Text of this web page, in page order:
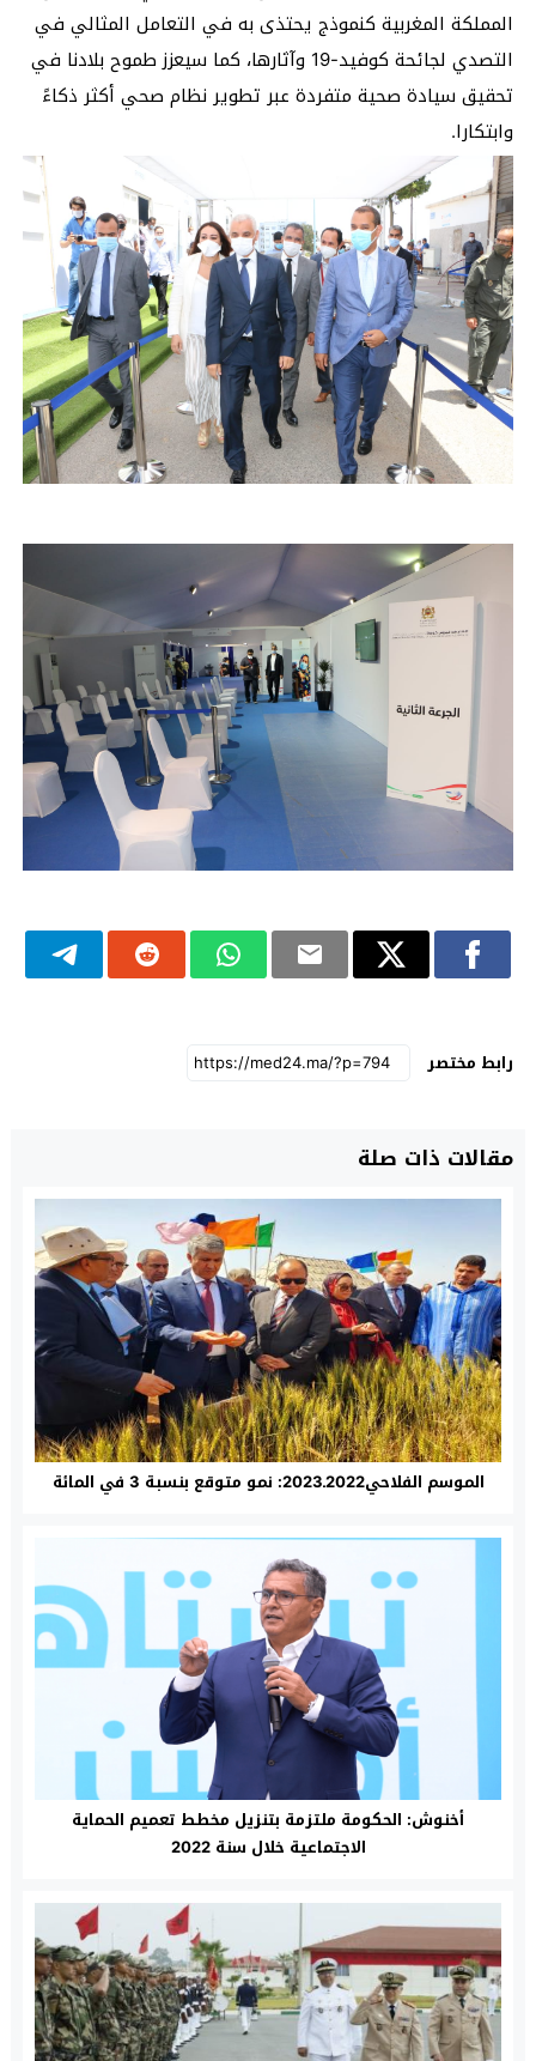
المملكة المغربية كنموذج يحتذى به في التعامل المثالي في
التصدي لجائحة كوفيد-19 وآثارها، كما سيعزز طموح بلادنا في
تحقيق سيادة صحية متفردة عبر تطوير نظام صحي أكثر ذكاءً
وابتكارا.
رابط مختصر
مقالات ذات صلة
الموسم الفلاحي2022ـ2023: نمو متوقع بنسبة 3 في المائة
أخنوش: الحكومة ملتزمة بتنزيل مخطط تعميم الحماية
الاجتماعية خلال سنة 2022